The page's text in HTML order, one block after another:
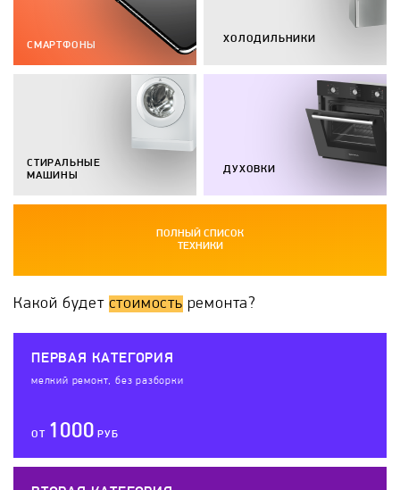
СМАРТФОНЫ
СТИРАЛЬНЫЕ
МАШИНЫ
ХОЛОДИЛЬНИКИ
ДУХОВКИ
ПОЛНЫЙ СПИСОК
ТЕХНИКИ
Какой будет стоимость ремонта?
ПЕРВАЯ КАТЕГОРИЯ
мелкий ремонт, без разборки
ОТ 1000 РУБ